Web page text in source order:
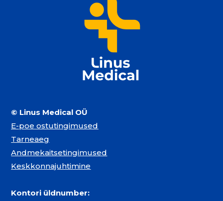
© Linus Medical OÜ
E-poe ostutingimused
Tarneaeg
Andmekaitsetingimused
Keskkonnajuhtimine
Kontori üldnumber: